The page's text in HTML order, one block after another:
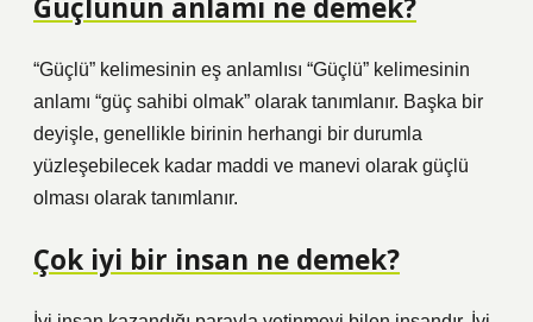
Güçlünün anlamı ne demek?
“Güçlü” kelimesinin eş anlamlısı “Güçlü” kelimesinin
anlamı “güç sahibi olmak” olarak tanımlanır. Başka bir
deyişle, genellikle birinin herhangi bir durumla
yüzleşebilecek kadar maddi ve manevi olarak güçlü
olması olarak tanımlanır.
Çok iyi bir insan ne demek?